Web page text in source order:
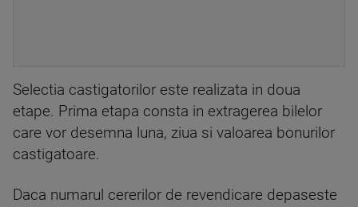
Selectia castigatorilor este realizata in doua
etape. Prima etapa consta in extragerea bilelor
care vor desemna luna, ziua si valoarea bonurilor
castigatoare.
Daca numarul cererilor de revendicare depaseste